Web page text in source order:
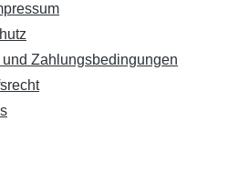
und Zahlungsbedingungen